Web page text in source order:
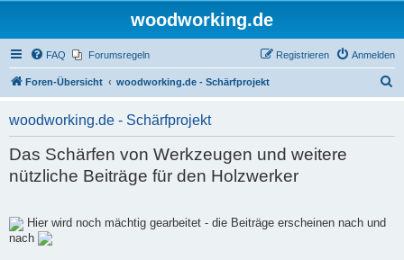
woodworking.de
FAQ Forumsregeln Anmelden
Registrieren
Foren-Übersicht woodworking.de - Schärfprojekt
woodworking.de - Schärfprojekt
Das Schärfen von Werkzeugen und weitere
nützliche Beiträge für den Holzwerker
Hier wird noch mächtig gearbeitet - die Beiträge erscheinen nach und
nach